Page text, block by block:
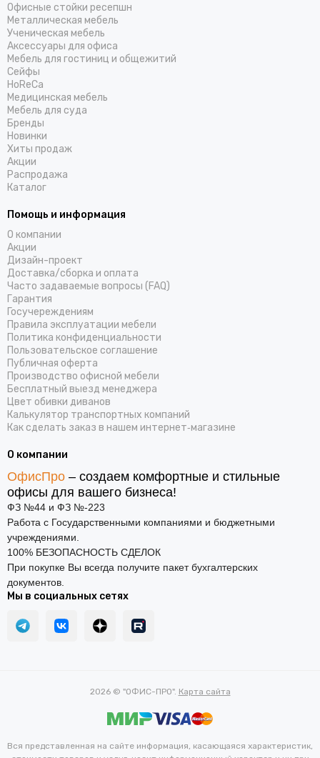
Офисные стойки ресепшн
Металлическая мебель
Ученическая мебель
Аксессуары для офиса
Мебель для гостиниц и общежитий
Cейфы
HoReCa
Медицинская мебель
Мебель для суда
Бренды
Новинки
Хиты продаж
Акции
Распродажа
Каталог
Помощь и информация
О компании
Акции
Дизайн-проект
Доставка/cборка и оплата
Часто задаваемые вопросы (FAQ)
Гарантия
Госучереждениям
Правила эксплуатации мебели
Политика конфиденциальности
Пользовательское соглашение
Публичная оферта
Производство офисной мебели
Бесплатный выезд менеджера
Цвет обивки диванов
Калькулятор транспортных компаний
Как сделать заказ в нашем интернет‑магазине
О компании
ОфисПро – создаем комфортные и стильные
офисы для вашего бизнеса!
ФЗ №44 и ФЗ №-223
Работа с Государственными компаниями и бюджетными
учреждениями.
100% БЕЗОПАСНОСТЬ СДЕЛОК
При покупке Вы всегда получите пакет бухгалтерских
документов.
Мы в социальных сетях
2026 © "ОФИС-ПРО". Карта сайта
Вся представленная на сайте информация, касающаяся характеристик,